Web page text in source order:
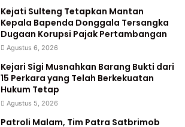
Kejati Sulteng Tetapkan Mantan
Kepala Bapenda Donggala Tersangka
Dugaan Korupsi Pajak Pertambangan
Agustus 6, 2026
Kejari Sigi Musnahkan Barang Bukti dari
15 Perkara yang Telah Berkekuatan
Hukum Tetap
Agustus 5, 2026
Patroli Malam, Tim Patra Satbrimob